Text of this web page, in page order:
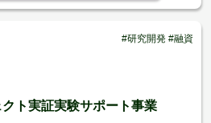
#研究開発 #融資
クト実証実験サポート事業